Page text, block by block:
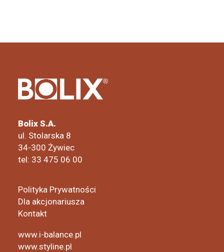
Bolix S.A.
ul. Stolarska 8
34-300 Żywiec
tel: 33 475 06 00
Polityka Prywatności
Dla akcjonariusza
Kontakt
www.i-balance.pl
www.styline.pl